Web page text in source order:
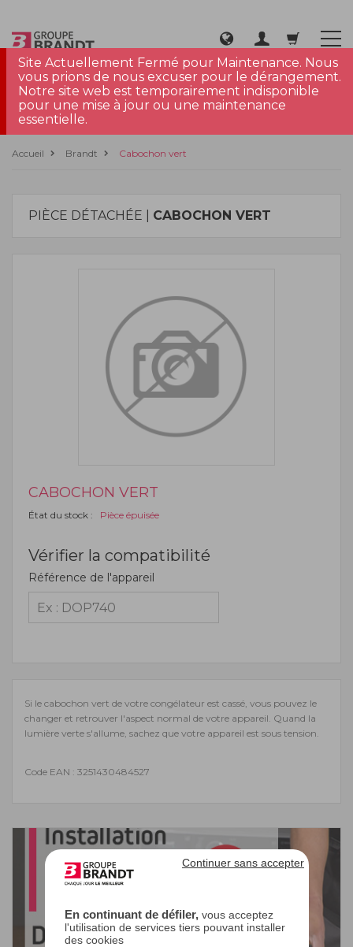
En continuant de défiler,vous acceptez
l'utilisation de services tiers pouvant installer
des cookies
Continuer sans accepter
Site Actuellement Fermé pour Maintenance. Nous
vous prions de nous excuser pour le dérangement.
Notre site web est temporairement indisponible
pour une mise à jour ou une maintenance
essentielle.
Accueil Brandt Cabochon vert
PIÈCE DÉTACHÉE | CABOCHON VERT
CABOCHON VERT
État du stock : Pièce épuisée
Vérifier la compatibilité
Référence de l'appareil
Si le cabochon vert de votre congélateur est cassé, vous pouvez le
changer et retrouver l'aspect normal de votre appareil. Quand la
lumière verte s'allume, sachez que votre appareil est sous tension.
Code EAN : 3251430484527